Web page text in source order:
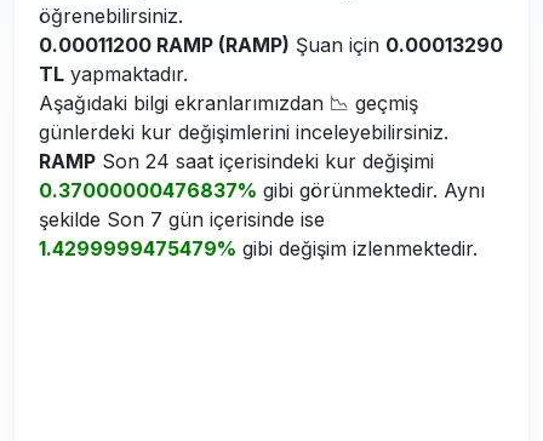
öğrenebilirsiniz.
0.00011200 RAMP (RAMP) Şuan için 0.00013290
TL yapmaktadır.
Aşağıdaki bilgi ekranlarımızdan 📉 geçmiş
günlerdeki kur değişimlerini inceleyebilirsiniz.
RAMP Son 24 saat içerisindeki kur değişimi
0.37000000476837% gibi görünmektedir. Aynı
şekilde Son 7 gün içerisinde ise
1.4299999475479% gibi değişim izlenmektedir.